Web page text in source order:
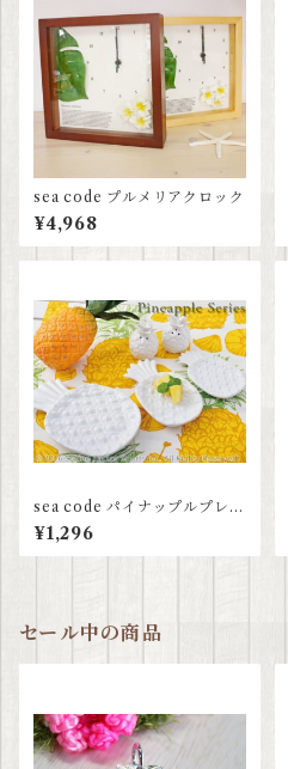
sea code プルメリアクロック
¥4,968
sea code パイナップルプレー
ト L
¥1,296
セール中の商品